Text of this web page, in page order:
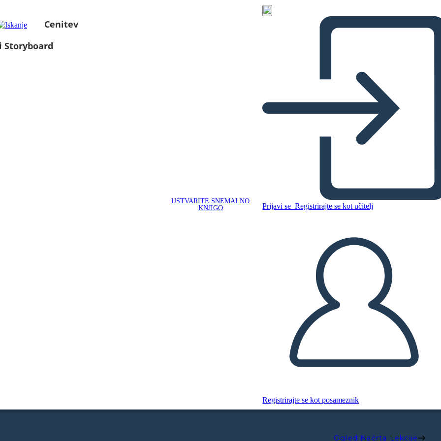
Cenitev
Storyboard
USTVARITE SNEMALNO
KNJIGO
Prijavi se Registrirajte se kot učitelj
Registrirajte se kot posameznik
Ogled Načrta Lekcije